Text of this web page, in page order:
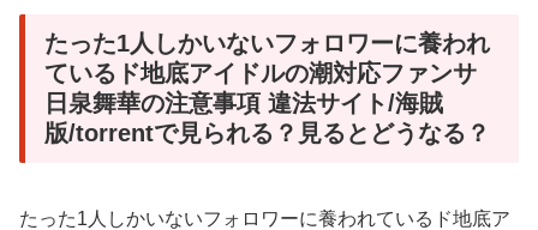
たった1人しかいないフォロワーに養われ
ているド地底アイドルの潮対応ファンサ
日泉舞華の注意事項 違法サイト/海賊
版/torrentで見られる？見るとどうなる？
たった1人しかいないフォロワーに養われているド地底ア